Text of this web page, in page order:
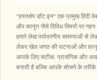
"हस्तक्षेप डॉट इन" एक प्रमुख हिंदी
और कानून जैसे विविध विषयों पर
हमारे लेख पर्यावरणीय समस्याओं से
लेकर खेल जगत की घटनाओं और
आपके लिए सटीक, प्रासंगिक और
बनाती है बल्कि आपके सोचने के तरीके